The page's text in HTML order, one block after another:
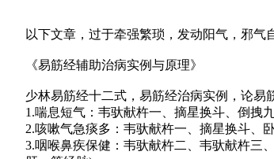
以下文章，过于牵强繁琐，发动阳气，邪气自
《易筋经辅助治病实例与原理》
少林易筋经十二式，易筋经治病实例，论易
1.喘息短气：韦驮献杵一、摘星换斗、倒拽
2.咳嗽气急痰多：韦驮献杵一、摘星换斗、
3.咽喉鼻疾保健：韦驮献杵二、韦驮献杵三、